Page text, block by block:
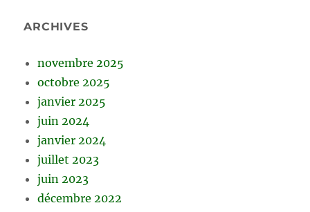
ARCHIVES
novembre 2025
octobre 2025
janvier 2025
juin 2024
janvier 2024
juillet 2023
juin 2023
décembre 2022